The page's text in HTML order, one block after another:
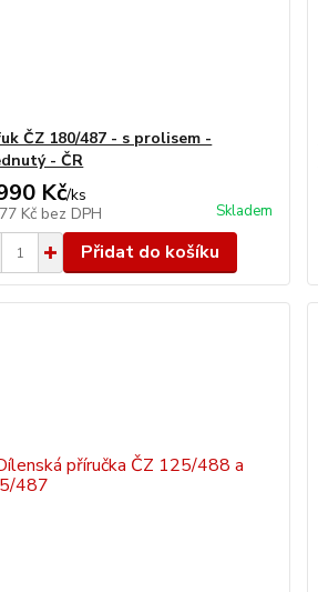
ČZ 180/487 - s prolisem -
- ČR
Kč/ks
Kč bez DPH Skladem
Přidat do košíku